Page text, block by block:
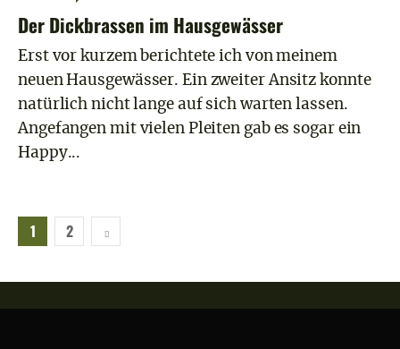
Der Dickbrassen im Hausgewässer
Erst vor kurzem berichtete ich von meinem
neuen Hausgewässer. Ein zweiter Ansitz konnte
natürlich nicht lange auf sich warten lassen.
Angefangen mit vielen Pleiten gab es sogar ein
Happy...
1 2